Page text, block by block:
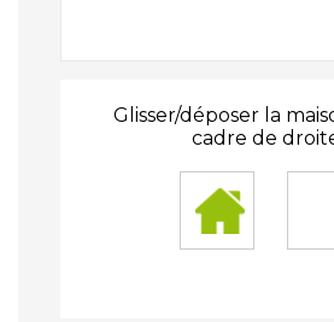
Glisser/déposer la
cadre de